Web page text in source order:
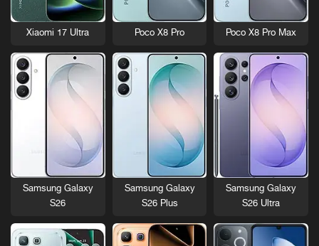
Poco X8 Pro Max
Poco X8 Pro
Xiaomi 17 Ultra
Samsung Galaxy
S26 Ultra
Samsung Galaxy
S26 Plus
Samsung Galaxy
S26